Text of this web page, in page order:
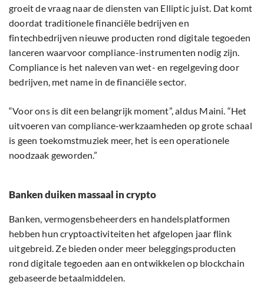
groeit de vraag naar de diensten van Elliptic juist. Dat komt
doordat traditionele financiële bedrijven en
fintechbedrijven nieuwe producten rond digitale tegoeden
lanceren waarvoor compliance-instrumenten nodig zijn.
Compliance is het naleven van wet- en regelgeving door
bedrijven, met name in de financiële sector.
“Voor ons is dit een belangrijk moment”, aldus Maini. “Het
uitvoeren van compliance-werkzaamheden op grote schaal
is geen toekomstmuziek meer, het is een operationele
noodzaak geworden.”
Banken duiken massaal in crypto
Banken, vermogensbeheerders en handelsplatformen
hebben hun cryptoactiviteiten het afgelopen jaar flink
uitgebreid. Ze bieden onder meer beleggingsproducten
rond digitale tegoeden aan en ontwikkelen op blockchain
gebaseerde betaalmiddelen.